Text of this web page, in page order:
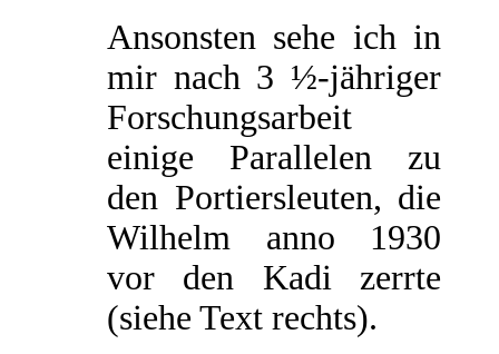
Ansonsten sehe ich in
mir nach 3 ½-jähriger
Forschungsarbeit
einige Parallelen zu
den Portiersleuten, die
Wilhelm anno 1930
vor den Kadi zerrte
(siehe Text rechts).